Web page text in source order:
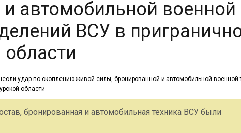
автомобильной военной
ВСУ в
бронированная и автомобильная техника ВСУ были